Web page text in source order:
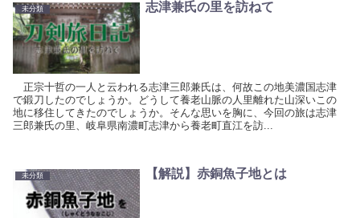
未分類 志津兼氏の里を訪ねて
正宗十哲の一人と云われる志津三郎兼氏は、何故この地美濃国志津
で鍛刀したのでしょうか。どうして養老山脈の人里離れた山深いこの
地に移住してきたのでしょうか。そんな思いを胸に、今回の旅は志津
三郎兼氏の里、岐阜県南濃町志津から養老町直江を訪...
未分類 【解説】赤銅魚子地とは